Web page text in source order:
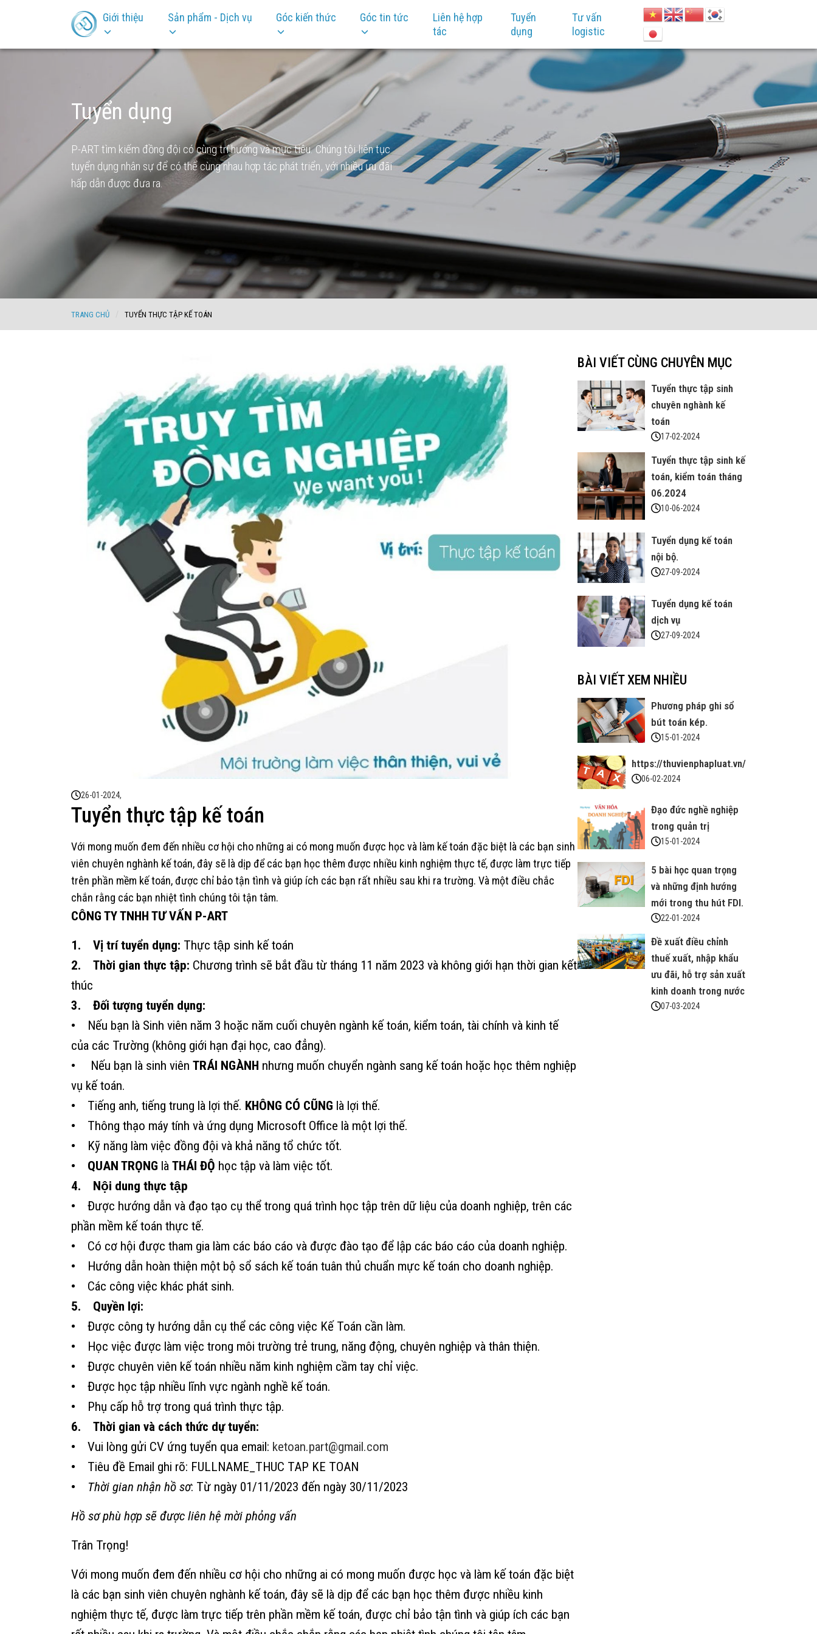
Giới thiệu Sản phẩm - Dịch vụ Góc kiến thức Góc tin tức
Liên hệ hợp
tác
Tuyển
dụng
Tư vấn
logistic
Tuyển dụng
P-ART tìm kiếm đồng đội có cùng trí hướng và mục tiêu. Chúng tôi liên tục
tuyển dụng nhân sự để có thể cùng nhau hợp tác phát triển, với nhiều ưu đãi
hấp dẫn được đưa ra.
TRANG CHỦ TUYỂN THỰC TẬP KẾ TOÁN
26-01-2024,
Tuyển thực tập kế toán
Với mong muốn đem đến nhiều cơ hội cho những ai có mong muốn được học và làm kế toán đặc biệt là các bạn sinh
viên chuyên nghành kế toán, đây sẽ là dịp để các bạn học thêm được nhiều kinh nghiệm thực tế, được làm trực tiếp
trên phần mềm kế toán, được chỉ bảo tận tình và giúp ích các bạn rất nhiều sau khi ra trường. Và một điều chắc
chắn rằng các bạn nhiệt tình chúng tôi tận tâm.
CÔNG TY TNHH TƯ VẤN P-ART
1. Vị trí tuyển dụng: Thực tập sinh kế toán
2. Thời gian thực tập: Chương trình sẽ bắt đầu từ tháng 11 năm 2023 và không giới hạn thời gian kết
thúc
3. Đối tượng tuyển dụng:
• Nếu bạn là Sinh viên năm 3 hoặc năm cuối chuyên ngành kế toán, kiểm toán, tài chính và kinh tế
của các Trường (không giới hạn đại học, cao đẳng).
• Nếu bạn là sinh viên TRÁI NGÀNH nhưng muốn chuyển ngành sang kế toán hoặc học thêm nghiệp
vụ kế toán.
• Tiếng anh, tiếng trung là lợi thế. KHÔNG CÓ CŨNG là lợi thế.
• Thông thạo máy tính và ứng dụng Microsoft Office là một lợi thế.
• Kỹ năng làm việc đồng đội và khả năng tổ chức tốt.
•
QUAN TRỌNG là THÁI ĐỘ học tập và làm việc tốt.
4. Nội dung thực tập
• Được hướng dẫn và đạo tạo cụ thể trong quá trình học tập trên dữ liệu của doanh nghiệp, trên các
phần mềm kế toán thực tế.
• Có cơ hội được tham gia làm các báo cáo và được đào tạo để lập các báo cáo của doanh nghiệp.
• Hướng dẫn hoàn thiện một bộ sổ sách kế toán tuân thủ chuẩn mực kế toán cho doanh nghiệp.
• Các công việc khác phát sinh.
5. Quyền lợi:
• Được công ty hướng dẫn cụ thể các công việc Kế Toán cần làm.
• Học việc được làm việc trong môi trường trẻ trung, năng động, chuyên nghiệp và thân thiện.
• Được chuyên viên kế toán nhiều năm kinh nghiệm cầm tay chỉ việc.
• Được học tập nhiều lĩnh vực ngành nghề kế toán.
• Phụ cấp hỗ trợ trong quá trình thực tập.
6. Thời gian và cách thức dự tuyển:
• Vui lòng gửi CV ứng tuyển qua email: ketoan.part@gmail.com
•
Tiêu đề Email ghi rõ: FULLNAME_THUC TAP KE TOAN
•
Thời gian nhận hồ sơ: Từ ngày 01/11/2023 đến ngày 30/11/2023
Hồ sơ phù hợp sẽ được liên hệ mời phỏng vấn
Trân Trọng!
Với mong muốn đem đến nhiều cơ hội cho những ai có mong muốn được học và làm kế toán đặc biệt
là các bạn sinh viên chuyên nghành kế toán, đây sẽ là dịp để các bạn học thêm được nhiều kinh
nghiệm thực tế, được làm trực tiếp trên phần mềm kế toán, được chỉ bảo tận tình và giúp ích các bạn
BÀI VIẾT CÙNG CHUYÊN MỤC
Tuyển thực tập sinh
chuyên nghành kế
toán
17-02-2024
Tuyển thực tập sinh kế
toán, kiểm toán tháng
06.2024
10-06-2024
Tuyển dụng kế toán
nội bộ.
27-09-2024
Tuyển dụng kế toán
dịch vụ
27-09-2024
BÀI VIẾT XEM NHIỀU
Phương pháp ghi sổ
bút toán kép.
15-01-2024
https://thuvienphapluat.vn/
06-02-2024
Đạo đức nghề nghiệp
trong quản trị
15-01-2024
5 bài học quan trọng
và những định hướng
mới trong thu hút FDI.
22-01-2024
Đề xuất điều chỉnh
thuế xuất, nhập khẩu
ưu đãi, hỗ trợ sản xuất
kinh doanh trong nước
07-03-2024